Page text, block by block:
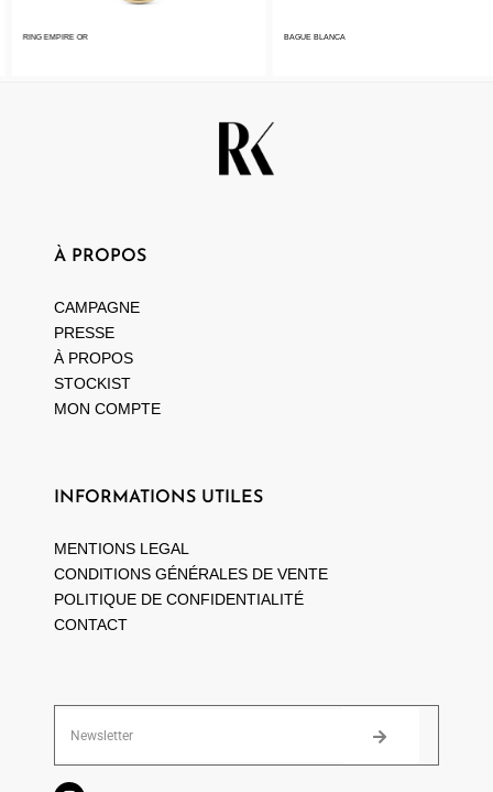
RING EMPIRE OR BAGUE BLANCA
À PROPOS
CAMPAGNE
PRESSE
À PROPOS
STOCKIST
MON COMPTE
INFORMATIONS UTILES
MENTIONS LEGAL
CONDITIONS GÉNÉRALES DE VENTE
POLITIQUE DE CONFIDENTIALITÉ
CONTACT